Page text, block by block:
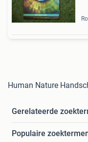
Human Nature
Gerelateerde
Populaire